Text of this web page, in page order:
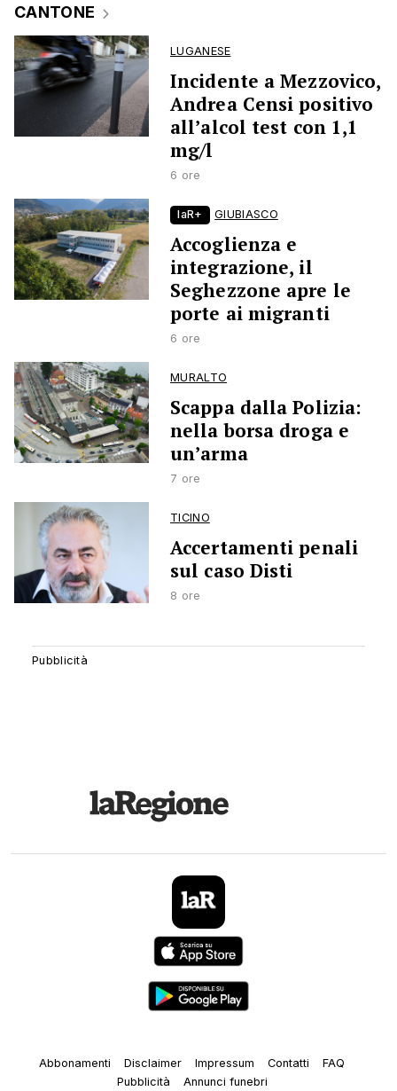
CANTONE
LUGANESE
Incidente a Mezzovico,
Andrea Censi positivo
all’alcol test con 1,1
mg/l
6 ore
laR+ GIUBIASCO
Accoglienza e
integrazione, il
Seghezzone apre le
porte ai migranti
6 ore
MURALTO
Scappa dalla Polizia:
nella borsa droga e
un’arma
7 ore
TICINO
Accertamenti penali
sul caso Disti
8 ore
Abbonamenti Disclaimer Impressum Contatti
FAQ
Pubblicità
Annunci funebri